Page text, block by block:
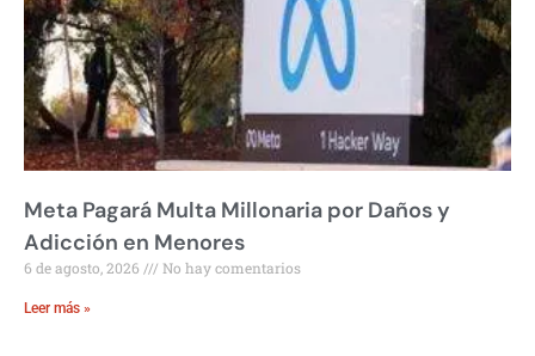
Meta Pagará Multa Millonaria por Daños y
Adicción en Menores
6 de agosto, 2026 No hay comentarios
Leer más »